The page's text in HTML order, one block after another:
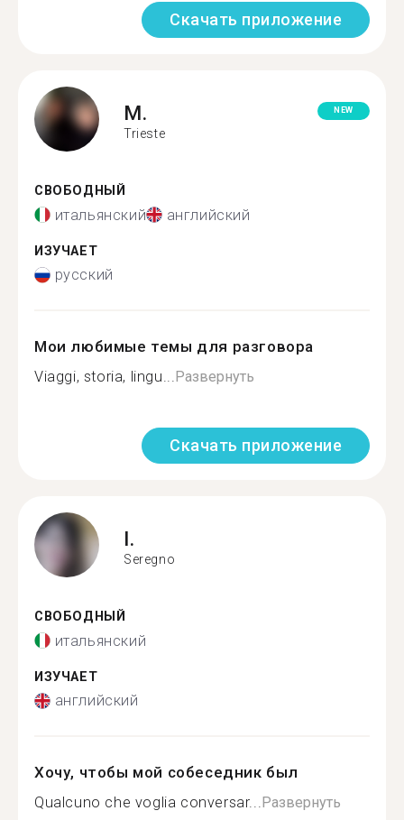
Скачать приложение
M.
Trieste
NEW
СВОБОДНЫЙ
итальянский английский
ИЗУЧАЕТ
русский
Мои любимые темы для разговора
Viaggi, storia, lingu...Развернуть
Скачать приложение
I.
Seregno
СВОБОДНЫЙ
итальянский
ИЗУЧАЕТ
английский
Хочу, чтобы мой собеседник был
Qualcuno che voglia conversar...Развернуть